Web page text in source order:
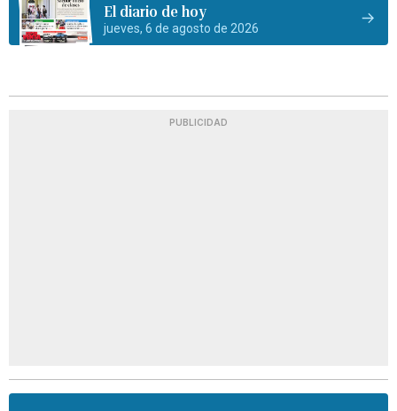
El diario de hoy
jueves, 6 de agosto de 2026
PUBLICIDAD